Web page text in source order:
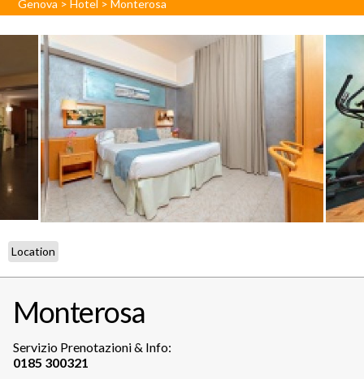
Genova >Hotel >Monterosa
Location
Monterosa
Servizio Prenotazioni & Info: